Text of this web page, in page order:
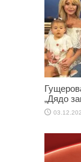
„Дядо